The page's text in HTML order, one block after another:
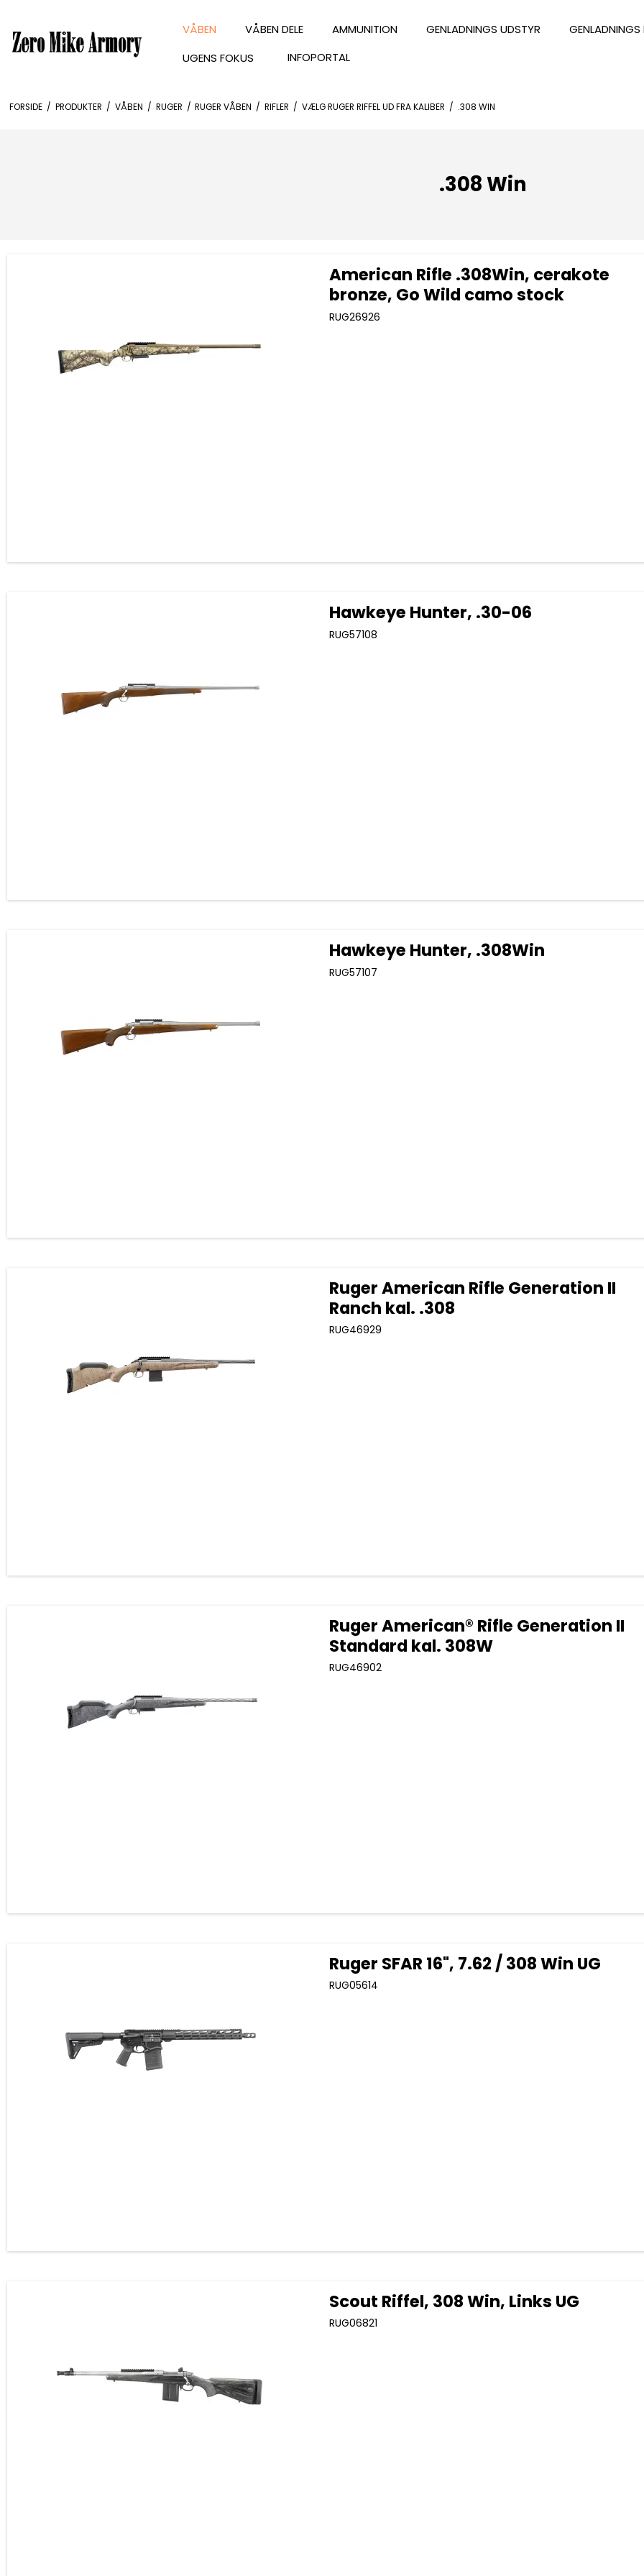
VÅBEN VÅBEN DELE AMMUNITION GENLADNINGS UDSTYR GENLADNINGS
UGENS FOKUS
INFOPORTAL
FORSIDE / PRODUKTER / VÅBEN / RUGER / RUGER VÅBEN / RIFLER / VÆLG RUGER RIFFEL UD FRA KALIBER / .308 WIN
.308 Win
American Rifle .308Win, cerakote
bronze, Go Wild camo stock
RUG26926
Hawkeye Hunter, .30-06
RUG57108
Hawkeye Hunter, .308Win
RUG57107
Ruger American Rifle Generation II
Ranch kal. .308
RUG46929
Ruger American® Rifle Generation II
Standard kal. 308W
RUG46902
Ruger SFAR 16", 7.62 / 308 Win UG
RUG05614
Scout Riffel, 308 Win, Links UG
RUG06821